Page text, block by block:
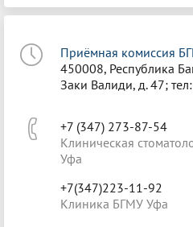
Приёмная комиссия
450008, Республика
Заки Валиди, д. 47;
+7 (347) 273-87-54
Клиническая
Уфа
+7(347)223-11-92
Клиника БГМУ Уфа